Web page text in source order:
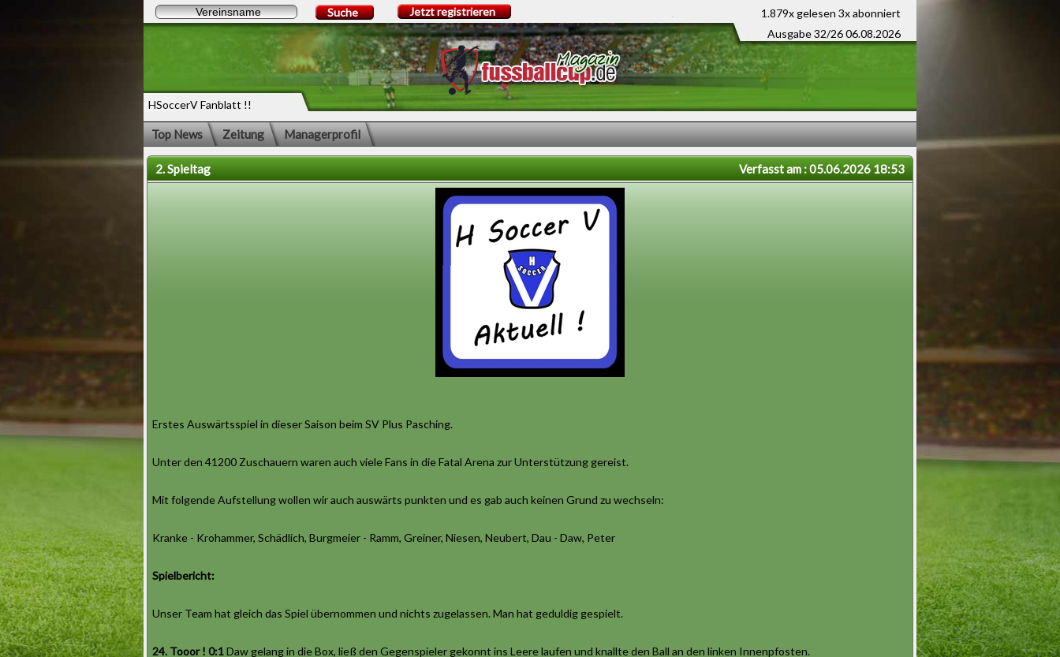
1.879x gelesen 3x abonniert
Ausgabe 32/26 06.08.2026
HSoccerV Fanblatt !!
Suche Jetzt registrieren
Top News Zeitung Managerprofil
2. Spieltag Verfasst am : 05.06.2026 18:53
Erstes Auswärtsspiel in dieser Saison beim SV Plus Pasching.
Unter den 41200 Zuschauern waren auch viele Fans in die Fatal Arena zur Unterstützung gereist.
Mit folgende Aufstellung wollen wir auch auswärts punkten und es gab auch keinen Grund zu wechseln:
Kranke - Krohammer, Schädlich, Burgmeier - Ramm, Greiner, Niesen, Neubert, Dau - Daw, Peter
Spielbericht:
Unser Team hat gleich das Spiel übernommen und nichts zugelassen. Man hat geduldig gespielt.
24. Tooor ! 0:1Daw gelang in die Box, ließ den Gegenspieler gekonnt ins Leere laufen und knallte den Ball an den linken Innenpfosten.